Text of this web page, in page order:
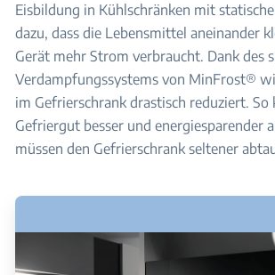
Eisbildung in Kühlschränken mit
dazu, dass die Lebensmittel aneinander
Gerät mehr Strom verbraucht. Dank des
Verdampfungssystems von MinFrost®
im Gefrierschrank drastisch reduziert. So
Gefriergut besser und energiesparender
müssen den Gefrierschrank seltener